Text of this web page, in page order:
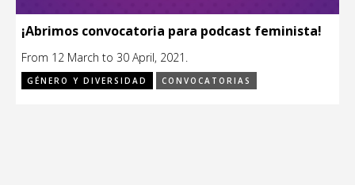
¡Abrimos convocatoria para podcast feminista!
From 12 March to 30 April, 2021.
GÉNERO Y DIVERSIDAD CONVOCATORIAS